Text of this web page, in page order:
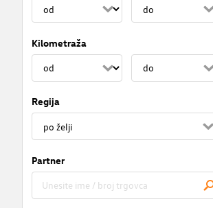
Kilometraža
Regija
Partner